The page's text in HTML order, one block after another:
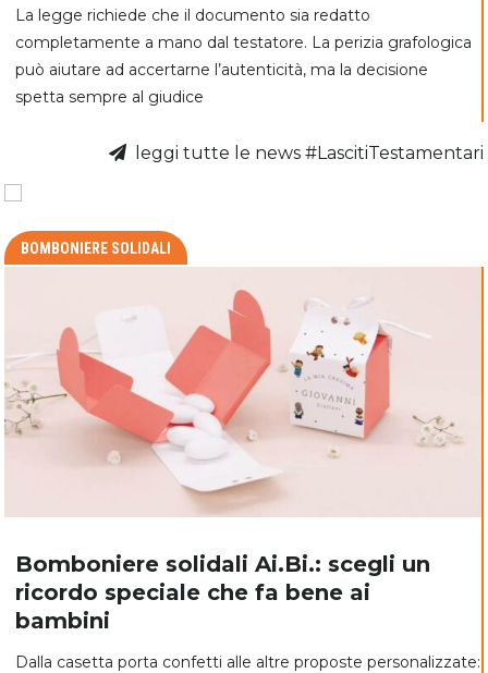
La legge richiede che il documento sia redatto
completamente a mano dal testatore. La perizia grafologica
può aiutare ad accertarne l’autenticità, ma la decisione
spetta sempre al giudice
leggi tutte le news #LascitiTestamentari
BOMBONIERE SOLIDALI
Bomboniere solidali Ai.Bi.: scegli un
ricordo speciale che fa bene ai
bambini
Dalla casetta porta confetti alle altre proposte personalizzate: